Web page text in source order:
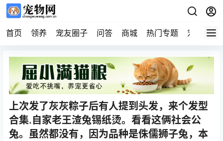
首页 领养 宠友圈子 问答 商城 热门专题 宠物企业
上次发了灰灰粽子后有人提到头发，来个发型
合集.自家老王渣兔锡纸烫。看看这俩社会公
兔。虽然都没有，因为品种是侏儒狮子兔，本